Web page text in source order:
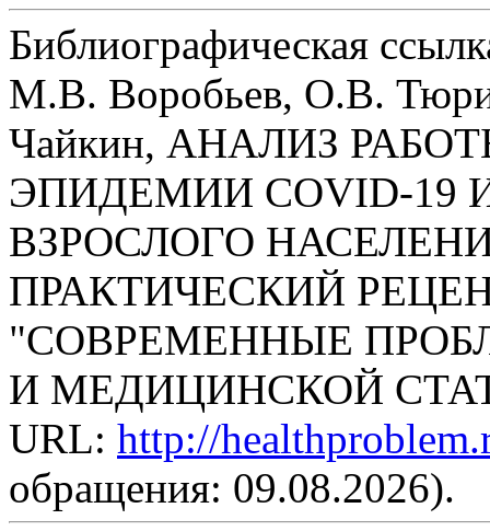
Библиографическая
М.В. Воробьев, О.В.
Чайкин, АНАЛИЗ
ЭПИДЕМИИ COVID-
ВЗРОСЛОГО
ПРАКТИЧЕСКИЙ
"СОВРЕМЕННЫЕ
И МЕДИЦИНСКОЙ
URL: http://
обращения: 09.08.2026).